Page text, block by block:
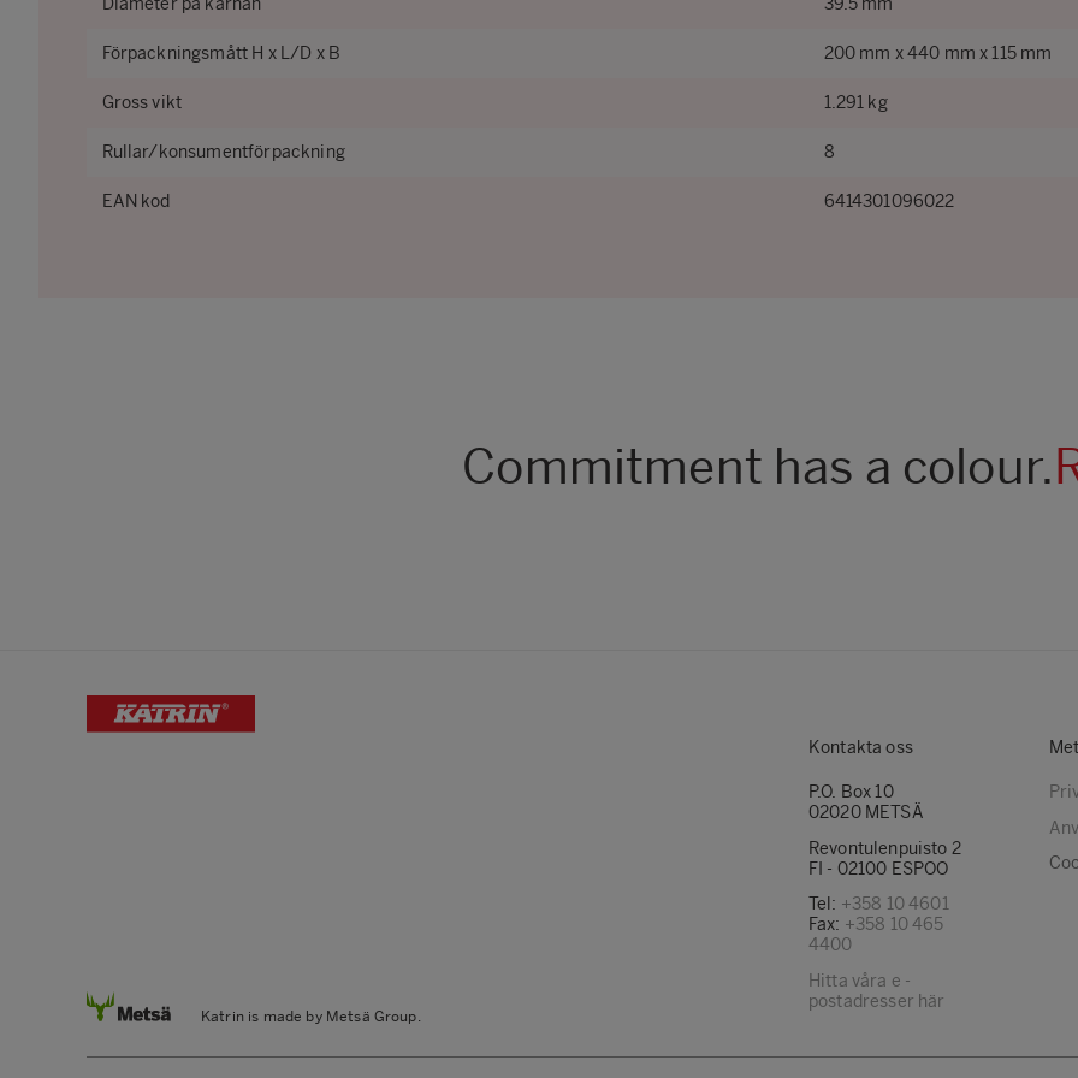
Diameter på kärnan 39.5 mm
Förpackningsmått H x L/D x B 200 mm x 440 mm x 115 mm
Gross vikt 1.291 kg
Rullar/konsumentförpackning 8
EAN kod 6414301096022
Commitment has a colour.
Katrin is made by Metsä Group.
Kontakta oss
P.O. Box 10
02020 METSÄ
Revontulenpuisto 2
FI - 02100 ESPOO
Tel: +358 10 4601
Fax: +358 10 465
4400
Hitta våra e -
postadresser här